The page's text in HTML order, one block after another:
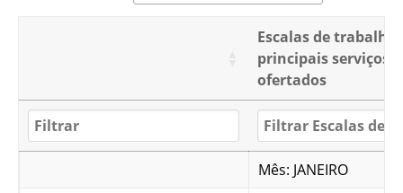
Escalas de trabalho
principais serviços
ofertados
Mês: JANEIRO